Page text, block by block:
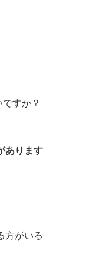
すか？
あります
方がいる